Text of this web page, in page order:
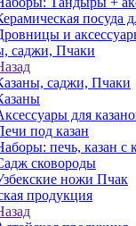
посуда
и
саджи, Пчаки
саджи, Пчаки
для
под казан
печь, казан
сковороды
ножи Пчак
продукция